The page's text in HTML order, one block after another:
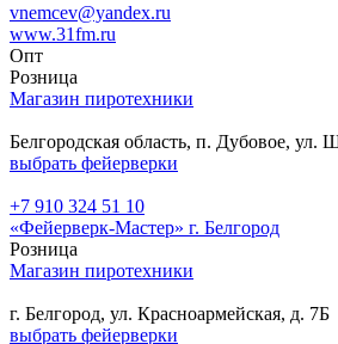
vnemcev@yandex.ru
www.31fm.ru
Опт
Розница
Магазин пиротехники
Белгородская область, п. Дубовое, ул.
выбрать фейерверки
+7 910 324 51 10
«Фейерверк-Мастер» г. Белгород
Розница
Магазин пиротехники
г. Белгород, ул. Красноармейская, д. 7Б
выбрать фейерверки